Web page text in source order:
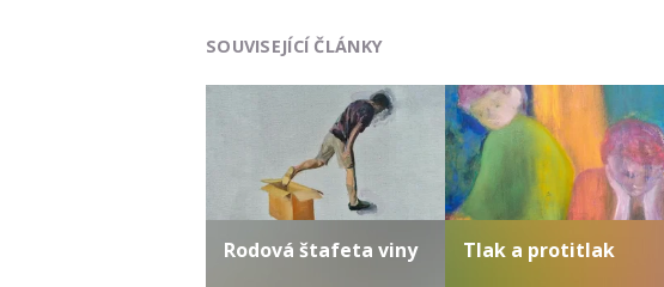
SOUVISEJÍCÍ ČLÁNKY
Rodová štafeta viny Tlak a protitlak